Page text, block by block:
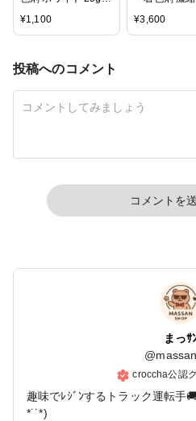
大容量
¥1,100
レジン10g スイーツ
カラー6色」
¥3,600
投稿へのコメント
コメントを
まっｻ
@
croccha公認
趣味でﾚｼﾞﾝするトラック運転
*˙˙*)